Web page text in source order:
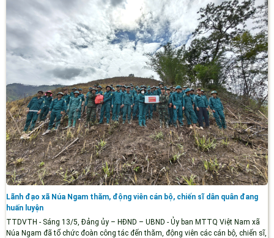
Lãnh đạo xã Núa Ngam thăm, động viên cán bộ, chiến sĩ dân quân đang
huấn luyện
TTDVTH - Sáng 13/5, Đảng ủy – HĐND – UBND - Ủy ban MTTQ Việt Nam xã
Núa Ngam đã tổ chức đoàn công tác đến thăm, động viên các cán bộ, chiến sĩ,